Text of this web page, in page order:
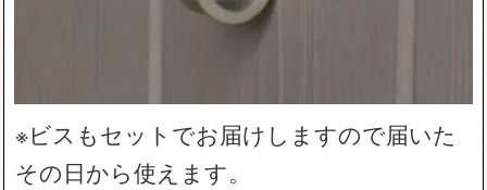
※ビスもセットでお届けしますので届いた
その日から使えます。